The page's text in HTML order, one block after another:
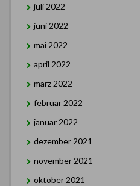
juli 2022
juni 2022
mai 2022
april 2022
märz 2022
februar 2022
januar 2022
dezember 2021
november 2021
oktober 2021